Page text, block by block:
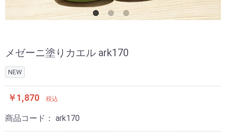
メゼーニ塗りカエル ark170
NEW
￥1,870 税込
商品コード： ark170